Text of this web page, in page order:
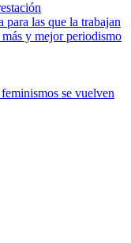
las que la trabajan
y mejor periodismo
se vuelven